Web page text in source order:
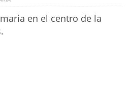
en el centro de la